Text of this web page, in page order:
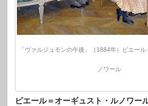
「ヴァルジュモンの午後」（1884年）ピエー
ノワール
ピエール＝オーギュスト・ルノワー